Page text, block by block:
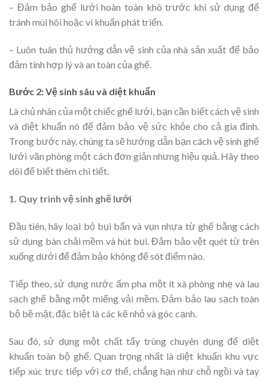
– Đảm bảo ghế lưới hoàn toàn khô trước khi sử dụng để
tránh mùi hôi hoặc vi khuẩn phát triển.
– Luôn tuân thủ hướng dẫn vệ sinh của nhà sản xuất để bảo
đảm tính hợp lý và an toàn của ghế.
Bước 2: Vệ sinh sâu và diệt khuẩn
Là chủ nhân của một chiếc ghế lưới, bạn cần biết cách vệ sinh
và diệt khuẩn nó để đảm bảo vệ sức khỏe cho cả gia đình.
Trong bước này, chúng ta sẽ hướng dẫn bạn cách vệ sinh ghế
lưới văn phòng một cách đơn giản nhưng hiệu quả. Hãy theo
dõi để biết thêm chi tiết.
1. Quy trình vệ sinh ghế lưới
Đầu tiên, hãy loại bỏ bụi bẩn và vụn nhựa từ ghế bằng cách
sử dụng bàn chải mềm và hút bụi. Đảm bảo vệt quét từ trên
xuống dưới để đảm bảo không để sót điểm nào.
Tiếp theo, sử dụng nước ấm pha một ít xà phòng nhẹ và lau
sạch ghế bằng một miếng vải mềm. Đảm bảo lau sạch toàn
bộ bề mặt, đặc biệt là các kẽ nhỏ và góc cạnh.
Sau đó, sử dụng một chất tẩy trùng chuyên dụng để diệt
khuẩn toàn bộ ghế. Quan trọng nhất là diệt khuẩn khu vực
tiếp xúc trực tiếp với cơ thể, chẳng hạn như chỗ ngồi và tay